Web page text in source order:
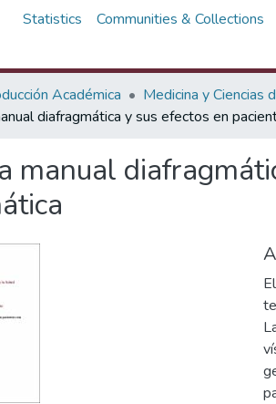
Statistics Communities & Collections
Académica Medicina y Ciencias
diafragmática y sus efectos en
manual